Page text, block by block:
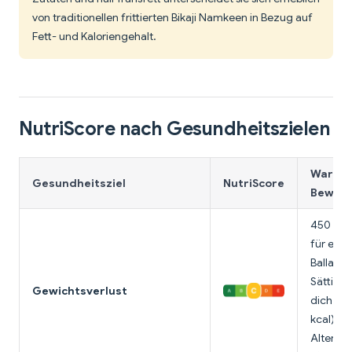
von traditionellen frittierten Bikaji Namkeen in Bezug auf
Fett- und Kaloriengehalt.
NutriScore nach Gesundheitszielen
Gesundheitsziel NutriScore
Gewichtsverlust
450
für
dich an
kcal).